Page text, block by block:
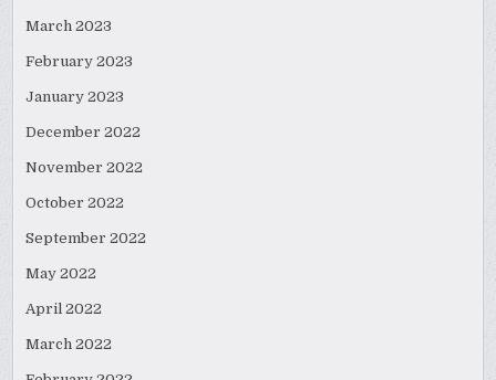
March 2023
February 2023
January 2023
December 2022
November 2022
October 2022
September 2022
May 2022
April 2022
March 2022